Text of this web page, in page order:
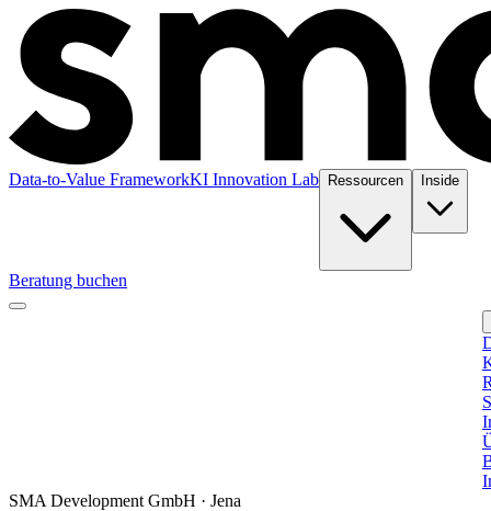
Data-to-Value FrameworkKI Innovation Lab Ressourcen Inside
Beratung buchen
SMA Development GmbH · Jena